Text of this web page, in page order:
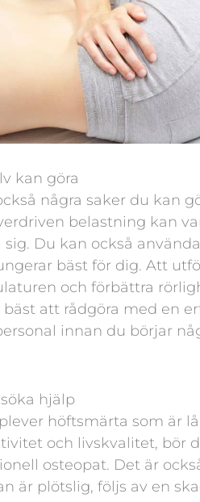
kan göra
några saker du kan
belastning kan
Du kan också
bäst för dig. Att
och förbättra
att rådgöra med en
innan du börjar
hjälp
höftsmärta som är
och livskvalitet, bör
osteopat. Det är
är plötslig, följs av en